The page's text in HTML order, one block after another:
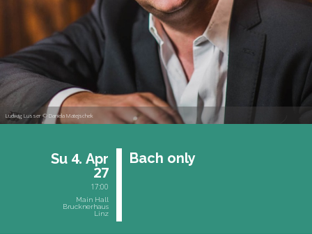
Ludwig Lusser © Daniela Matejschek
Su 4. Apr
27
17:00
Main Hall
Brucknerhaus
Linz
Bach only